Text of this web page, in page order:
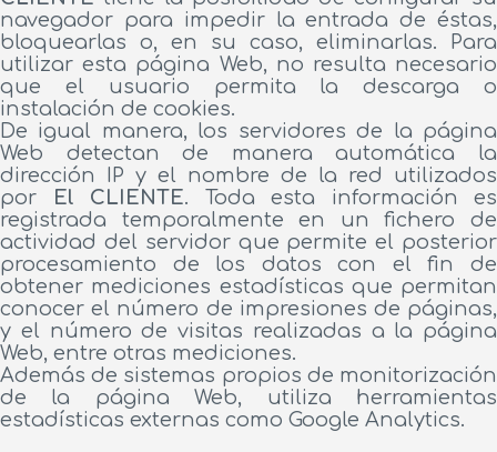
navegador para impedir la entrada de éstas,
bloquearlas o, en su caso, eliminarlas. Para
utilizar esta página Web, no resulta necesario
que el usuario permita la descarga o
instalación de cookies.
De igual manera, los servidores de la página
Web detectan de manera automática la
dirección IP y el nombre de la red utilizados
por
El CLIENTE. Toda esta información es
registrada temporalmente en un fichero de
actividad del servidor que permite el posterior
procesamiento de los datos con el fin de
obtener mediciones estadísticas que permitan
conocer el número de impresiones de páginas,
y el número de visitas realizadas a la página
Web, entre otras mediciones.
Además de sistemas propios de monitorización
de la página Web, utiliza herramientas
estadísticas externas como Google Analytics.